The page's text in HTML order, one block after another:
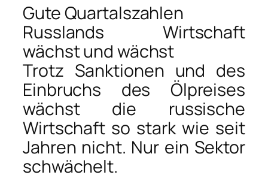
Gute Quartalszahlen
Russlands Wirtschaft
wächst und wächst
Trotz Sanktionen und des
Einbruchs des Ölpreises
wächst die russische
Wirtschaft so stark wie seit
Jahren nicht. Nur ein Sektor
schwächelt.